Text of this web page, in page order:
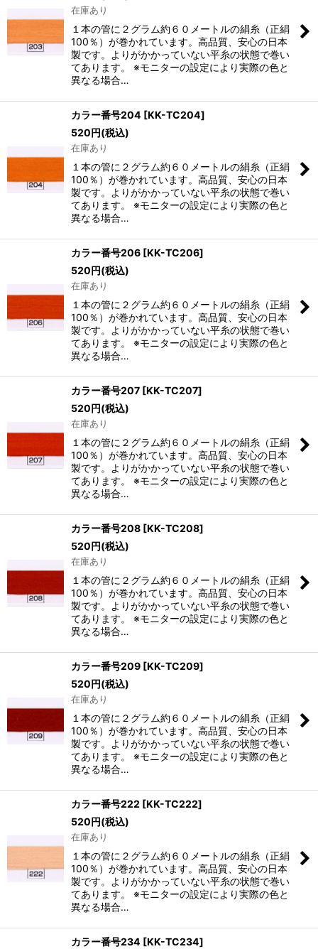
在庫あり
１本の管に２グラム約６０メートルの絹糸（正絹
100％）が巻かれています。高品質、安心の日本
製です。よりがかかっていない平糸の状態で巻い
てあります。 ※モニターの設定により実際の色と
異なる場合…
カラー番号204 [KK-TC204]
520円(税込)
在庫あり
１本の管に２グラム約６０メートルの絹糸（正絹
100％）が巻かれています。高品質、安心の日本
製です。よりがかかっていない平糸の状態で巻い
てあります。 ※モニターの設定により実際の色と
異なる場合…
カラー番号206 [KK-TC206]
520円(税込)
在庫あり
１本の管に２グラム約６０メートルの絹糸（正絹
100％）が巻かれています。高品質、安心の日本
製です。よりがかかっていない平糸の状態で巻い
てあります。 ※モニターの設定により実際の色と
異なる場合…
カラー番号207 [KK-TC207]
520円(税込)
在庫あり
１本の管に２グラム約６０メートルの絹糸（正絹
100％）が巻かれています。高品質、安心の日本
製です。よりがかかっていない平糸の状態で巻い
てあります。 ※モニターの設定により実際の色と
異なる場合…
カラー番号208 [KK-TC208]
520円(税込)
在庫あり
１本の管に２グラム約６０メートルの絹糸（正絹
100％）が巻かれています。高品質、安心の日本
製です。よりがかかっていない平糸の状態で巻い
てあります。 ※モニターの設定により実際の色と
異なる場合…
カラー番号209 [KK-TC209]
520円(税込)
在庫あり
１本の管に２グラム約６０メートルの絹糸（正絹
100％）が巻かれています。高品質、安心の日本
製です。よりがかかっていない平糸の状態で巻い
てあります。 ※モニターの設定により実際の色と
異なる場合…
カラー番号222 [KK-TC222]
520円(税込)
在庫あり
１本の管に２グラム約６０メートルの絹糸（正絹
100％）が巻かれています。高品質、安心の日本
製です。よりがかかっていない平糸の状態で巻い
てあります。 ※モニターの設定により実際の色と
異なる場合…
カラー番号234 [KK-TC234]